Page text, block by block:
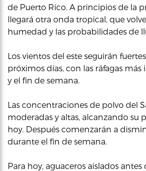
de Puerto Rico. A principios de la
llegará otra onda tropical, que
humedad y las probabilidades de
Los vientos del este seguirán
próximos días, con las ráfagas
y el fin de semana.
Las concentraciones de polvo del
moderadas y altas, alcanzando su
hoy. Después comenzarán a
durante el fin de semana.
Para hoy, aguaceros aislados antes